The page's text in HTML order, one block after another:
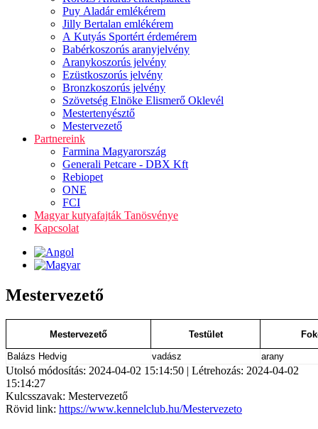
Puy Aladár emlékérem
Jilly Bertalan emlékérem
A Kutyás Sportért érdemérem
Babérkoszorús aranyjelvény
Aranykoszorús jelvény
Ezüstkoszorús jelvény
Bronzkoszorús jelvény
Szövetség Elnöke Elismerő Oklevél
Mestertenyésztő
Mestervezető
Partnereink
Farmina Magyarország
Generali Petcare - DBX Kft
Rebiopet
ONE
FCI
Magyar kutyafajták Tanösvénye
Kapcsolat
Mestervezető
Mestervezető Testület
Balázs Hedvig vadász arany
Utolsó módosítás: 2024-04-02 15:14:50 | Létrehozás: 2024-04-02
15:14:27
Kulcsszavak: Mestervezető
Rövid link: https://www.kennelclub.hu/Mestervezeto